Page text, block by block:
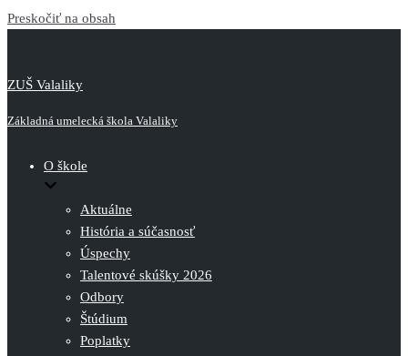
Preskočiť na obsah
ZUŠ Valaliky
Základná umelecká škola Valaliky
O škole
Aktuálne
História a súčasnosť
Úspechy
Talentové skúšky 2026
Odbory
Štúdium
Poplatky